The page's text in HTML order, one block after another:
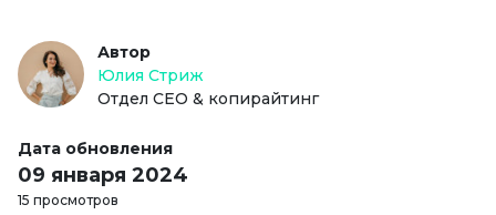
Автор
Юлия Стриж
Отдел СЕО & копирайтинг
Дата обновления
09 января 2024
15 просмотров